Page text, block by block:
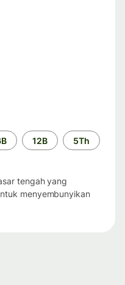
12B 5Th
tengah yang
menyembunyikan